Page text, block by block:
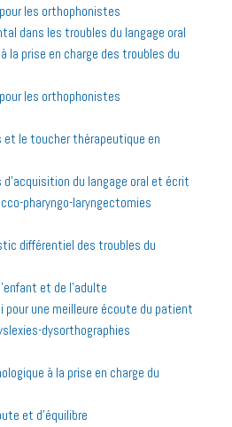
les orthophonistes
dans les troubles du langage oral
la prise en charge des troubles du
les orthophonistes
et le toucher thérapeutique en
du langage oral et écrit
pharyngo-laryngectomies
différentiel des troubles du
et de l’adulte
pour une meilleure écoute du patient
dysorthographies
à la prise en charge du
et d’équilibre